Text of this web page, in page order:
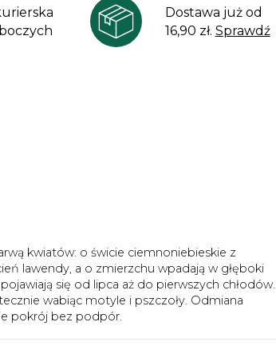
Dostawa już od
16,90 zł. Sprawdź
kwiatów: o świcie ciemnoniebieskie z
lawendy, a o zmierzchu wpadają w głęboki
się od lipca aż do pierwszych chłodów.
wabiąc motyle i pszczoły. Odmiana
pokrój bez podpór.